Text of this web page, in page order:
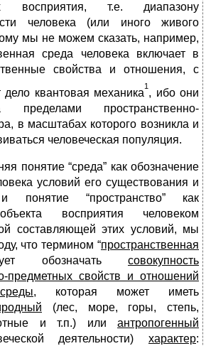
восприятия, т.е. диапазону
человека (или иного живого
мы не можем сказать, например,
среда человека включает в
свойства и отношения, с
квантовая механика
1
, ибо они
пределами пространственно-
в масштабах которого возникла и
человеческая популяция.
понятие “среда” как обозначение
условий его существования и
и понятие “пространство” как
восприятия человеком
составляющей этих условий, мы
что термином “пространственная
обозначать совокупность
предметных свойств и отношений
, которая может иметь
(лес, море, горы, степь,
и т.п.) или антропогенный
деятельности) характер: